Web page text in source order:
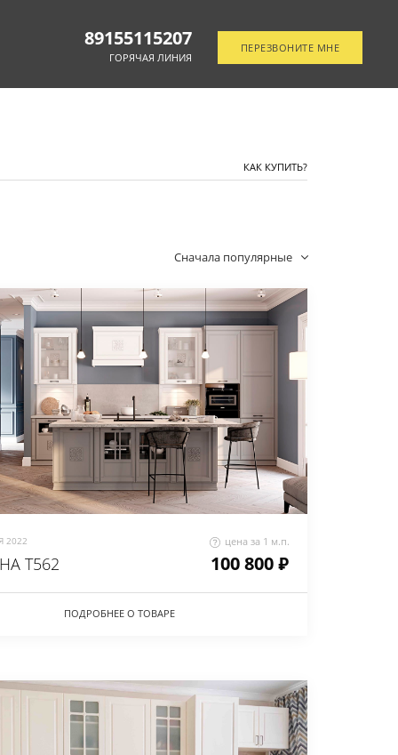
89155115207
ГОРЯЧАЯ ЛИНИЯ
ПЕРЕЗВОНИТЕ МНЕ
КАК КУПИТЬ?
Сначала популярные
2022 цена за 1 м.п.
Т562 100 800 ₽
ПОДРОБНЕЕ О ТОВАРЕ